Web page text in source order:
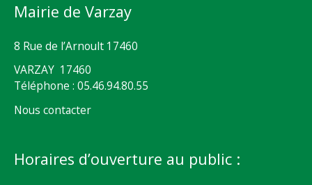
Mairie de Varzay
8 Rue de l’Arnoult 17460
VARZAY 17460
Téléphone : 05.46.94.80.55
Nous contacter
Horaires d’ouverture au public :